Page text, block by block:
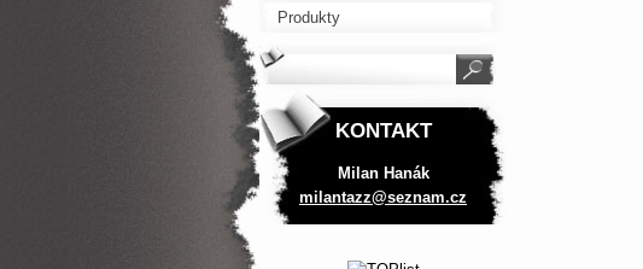
Produkty
KONTAKT
Milan Hanák
milantazz@seznam.cz